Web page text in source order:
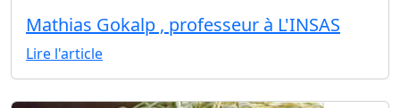
Mathias Gokalp , professeur à L'INSAS
Lire l'article